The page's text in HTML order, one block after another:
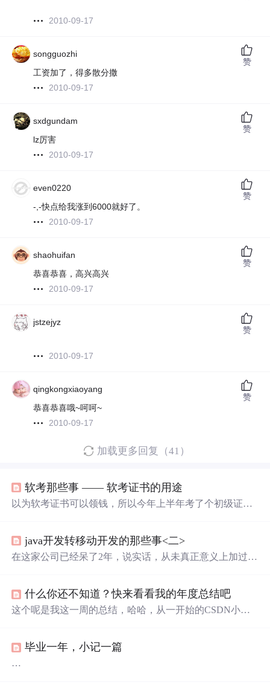
2010-09-17
songguozhi
工资加了，得多散分撒
2010-09-17
赞
sxdgundam
lz厉害
2010-09-17
赞
even0220
-,-快点给我涨到6000就好了。
2010-09-17
赞
shaohuifan
恭喜恭喜，高兴高兴
2010-09-17
赞
jstzejyz
2010-09-17
赞
qingkongxiaoyang
恭喜恭喜哦~呵呵~
2010-09-17
赞
加载更多回复（41）
软考那些事 —— 软考证书的用途
以为软考证书可以领钱，所以今年上半年考了个初级证
且只 针对企业 ** 2. 可以用来 加工资吗？ ** 不一定能。 **
3.能代替评职称吗？ ** 单位说：不行。 ** 4.学计算机的哪
java开发转移动开发的那些事<二>
在这家公司已经呆了2年，说实话，从未真正意义上加过工
申请。当时经理也是很惊讶，和我谈了很久，问我为什
么，是不是因为工资太低，如果是因为工资的话，可以跟
了钱。现在回过头想想，其实有点后悔当...
什么你还不知道？快来看看我的年度总结吧
这个呢是我这一周的总结，哈哈，从一开始的CSDN小
前进！！
毕业一年，小记一篇